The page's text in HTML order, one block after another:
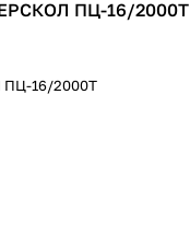
ПЦ-16/2000Т
ПЦ-16/2000Т